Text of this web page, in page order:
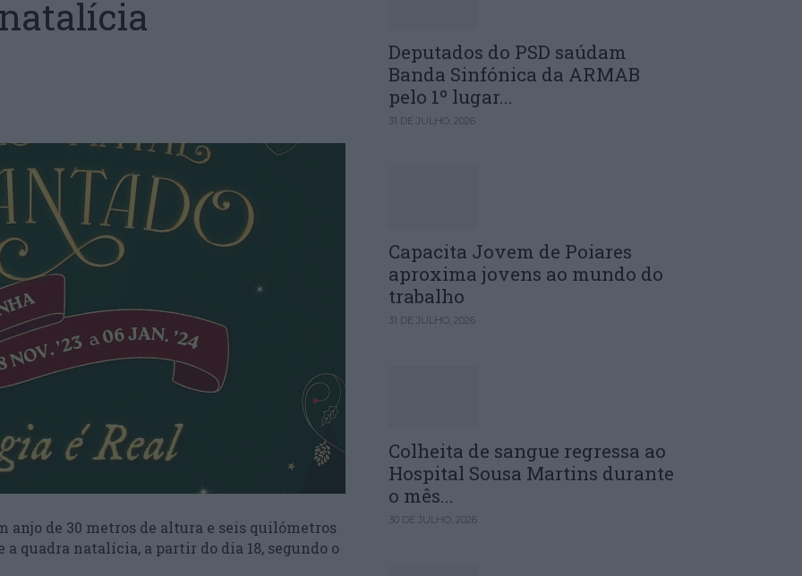
anjo de 30 metros de altura e seis quilómetros
quadra natalícia, a partir do dia 18, segundo o
Deputados do PSD saúdam
Banda Sinfónica da ARMAB
pelo 1º lugar...
31 DE JULHO, 2026
Capacita Jovem de Poiares
aproxima jovens ao mundo do
trabalho
31 DE JULHO, 2026
Colheita de sangue regressa ao
Hospital Sousa Martins durante
o mês...
30 DE JULHO, 2026